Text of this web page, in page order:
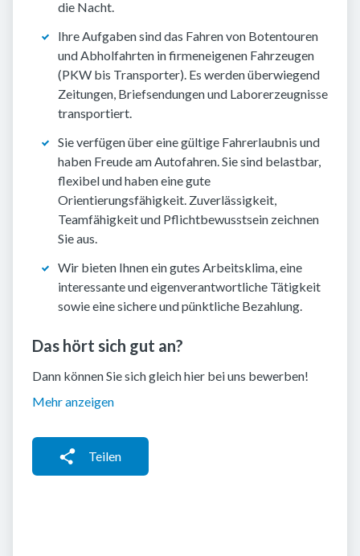
die Nacht.
Ihre Aufgaben sind das Fahren von Botentouren
und Abholfahrten in firmeneigenen Fahrzeugen
(PKW bis Transporter). Es werden überwiegend
Zeitungen, Briefsendungen und Laborerzeugnisse
transportiert.
Sie verfügen über eine gültige Fahrerlaubnis und
haben Freude am Autofahren. Sie sind belastbar,
flexibel und haben eine gute
Orientierungsfähigkeit. Zuverlässigkeit,
Teamfähigkeit und Pflichtbewusstsein zeichnen
Sie aus.
Wir bieten Ihnen ein gutes Arbeitsklima, eine
interessante und eigenverantwortliche Tätigkeit
sowie eine sichere und pünktliche Bezahlung.
Das hört sich gut an?
Dann können Sie sich gleich hier bei uns bewerben!
Mehr anzeigen
Teilen